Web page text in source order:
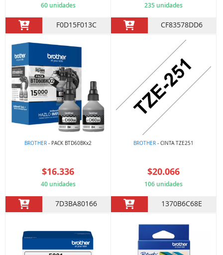
60 unidades
F0D15F013C
235 unidades
CF83578DD6
BROTHER - PACK BTD60BKx2
$16.336
40 unidades
7D3BA80166
BROTHER- CINTA TZE251
$20.066
106 unidades
1370B6C68E